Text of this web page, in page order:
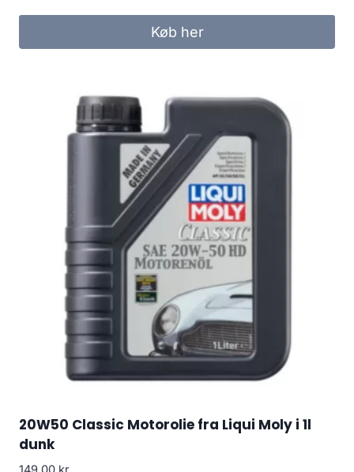
Køb her
20W50 Classic Motorolie fra Liqui Moly i 1l
dunk